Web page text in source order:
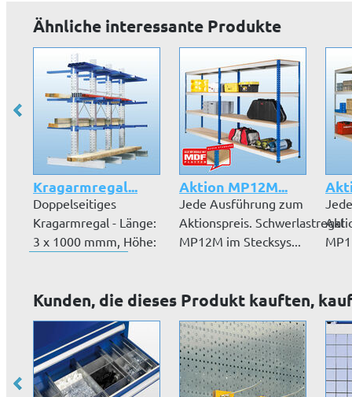
Ähnliche interessante Produkte
Kragarmregal...
Doppelseitiges
Kragarmregal - Länge:
3 x 1000 mmm, Höhe:
Aktion MP12M...
Jede Ausführung zum
Aktionspreis. Schwerlastregal
MP12M im Stecksys...
Kunden, die dieses Produkt kauften,